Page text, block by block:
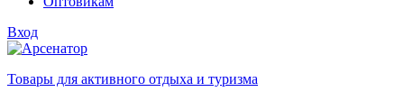
Вход
Товары для активного отдыха и туризма